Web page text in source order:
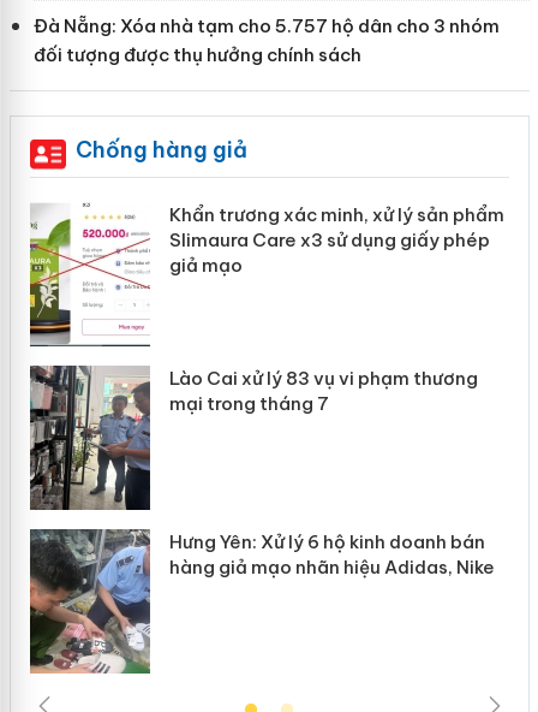
Đà Nẵng: Xóa nhà tạm cho 5.757 hộ dân cho 3 nhóm
đối tượng được thụ hưởng chính sách
Chống hàng giả
Khẩn trương xác minh, xử lý sản phẩm
Slimaura Care x3 sử dụng giấy phép
giả mạo
Lào Cai xử lý 83 vụ vi phạm thương
mại trong tháng 7
Hưng Yên: Xử lý 6 hộ kinh doanh bán
hàng giả mạo nhãn hiệu Adidas, Nike